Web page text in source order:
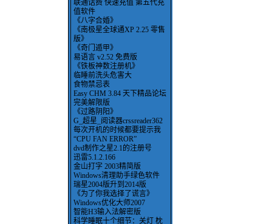
联通话费 快速充值 第五代充
值软件
《八字合婚》
《南极星全球通XP 2.25 零售
版》
《奇门遁甲》
易语言 v2.52 免费版
《铁板神数注册机》
临睡前洗头危害大
食物禁忌表
Easy CHM 3.84 天下精品论坛
完美解限版
《过路阴阳》
G_超星_阅读器crssreader362
每次开机的时候都要提示我
“CPU FAN ERROR”
dvd制作之星2.1的注册号
迅雷5.1.2.166
金山打字 2003精简版
Windows清理助手绿色软件
瑞星2004版升到2014版
《为了你我选择了谎言》
Windows优化大师2007
智能H3输入法解密版
科学睡眠十个细节：关灯 枕